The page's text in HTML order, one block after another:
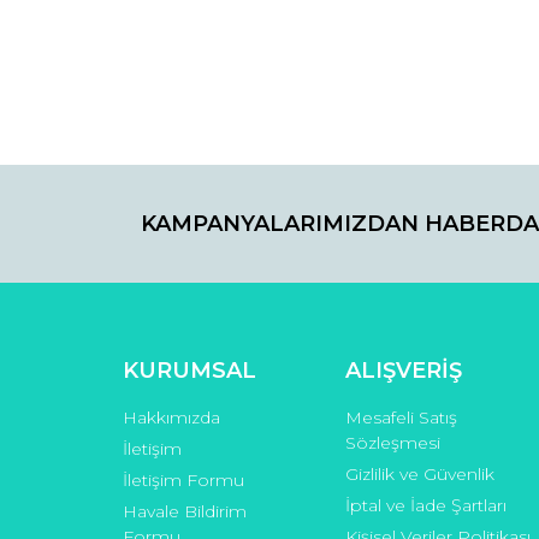
Ürün fiyatı diğer sitelerden daha pahalı.
KAMPANYALARIMIZDAN
KURUMSAL
Hakkımızda
İletişim
İletişim Formu
Havale Bildirim
ALIŞVERİŞ
Mesafeli Satış
Sözleşmesi
Gizlilik ve Güvenlik
İptal ve İade Şartları